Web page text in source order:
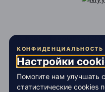
26 февраля комета
Юпитер! Событие
планета-гигант
полем и, не смотря на
способна внести
КОНФИДЕНЦИАЛЬНОСТЬ
Настройки
Помогите нам улучшать
статистические cookies